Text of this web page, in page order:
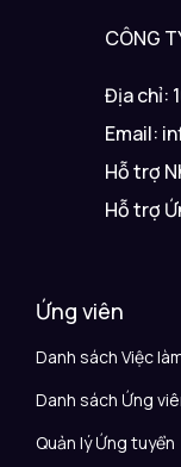
CÔNG
Địa chỉ:
Email:
Hỗ trợ
Hỗ trợ
Ứng viên
Danh sách Việc
Danh sách Ứng
Quản lý Ứng tuyển